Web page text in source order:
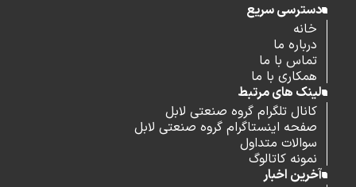
دسترسی سریع
خانه
درباره ما
تماس با ما
همکاری با ما
لینک های مرتبط
کانال تلگرام گروه صنعتی لابل
صفحه اینستاگرام گروه صنعتی لابل
سوالات متداول
نمونه کاتالوگ
آخرین اخبار